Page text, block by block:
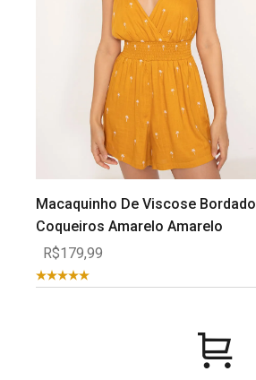
Macaquinho De Viscose Bordado
Coqueiros Amarelo Amarelo
R$179,99